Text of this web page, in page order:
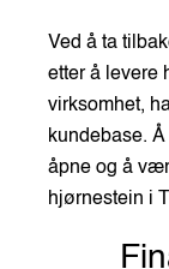
Ved å ta
etter å levere
virksomhet,
kundebase.
åpne og å
hjørnestein i